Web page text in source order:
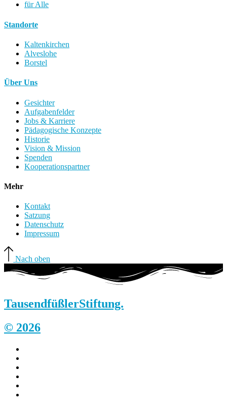
für Alle
Standorte
Kaltenkirchen
Alveslohe
Borstel
Über Uns
Gesichter
Aufgabenfelder
Jobs & Karriere
Pädagogische Konzepte
Historie
Vision & Mission
Spenden
Kooperationspartner
Mehr
Kontakt
Satzung
Datenschutz
Impressum
Nach oben
TausendfüßlerStiftung.
© 2026